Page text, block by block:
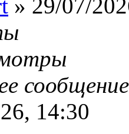
» 29/07/
14:30